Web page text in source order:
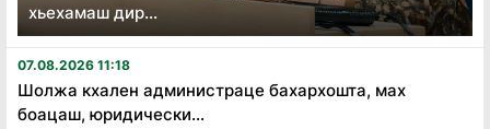
хьехамаш дир...
07.08.2026 11:18
Шолжа кхален администраце бахархошта, мах
боацаш, юридически...